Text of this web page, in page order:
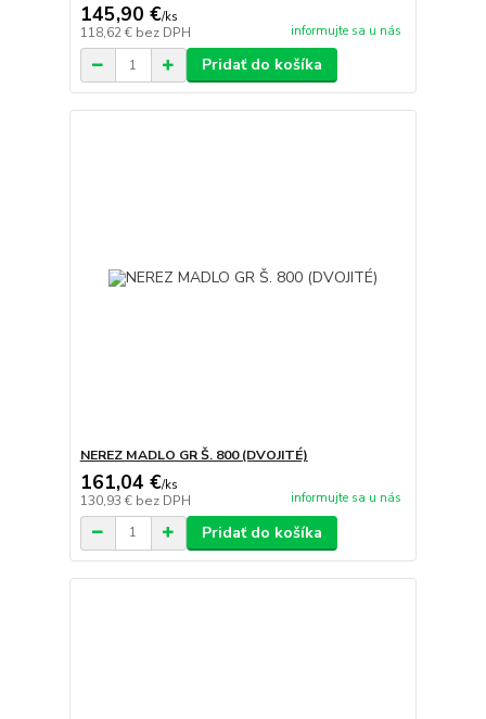
145,90 €/ks
118,62 € bez DPH informujte sa u nás
Pridať do košíka
NEREZ MADLO GR Š. 800 (DVOJITÉ)
161,04 €/ks
130,93 € bez DPH informujte sa u nás
Pridať do košíka